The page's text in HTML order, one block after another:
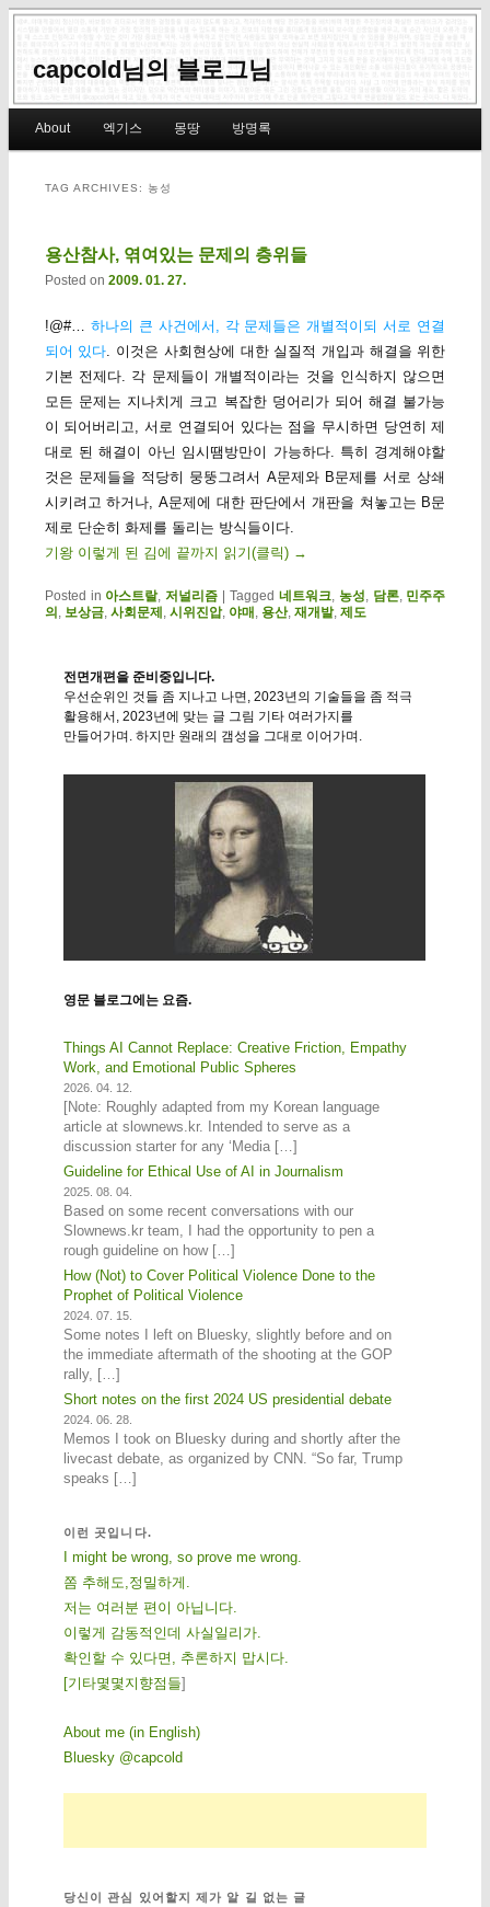
capcold님의 블로그님
Skip to primary content
Skip to secondary content
About 엑기스 몽땅 방명록
TAG ARCHIVES: 농성
용산참사, 엮여있는 문제의 층위들
Posted on 2009. 01. 27.
!@#… 하나의 큰 사건에서, 각 문제들은 개별적이되 서로 연결
되어 있다 . 이것은 사회현상에 대한 실질적 개입과 해결을 위한
기본 전제다. 각 문제들이 개별적이라는 것을 인식하지 않으면
모든 문제는 지나치게 크고 복잡한 덩어리가 되어 해결 불가능
이 되어버리고, 서로 연결되어 있다는 점을 무시하면 당연히 제
대로 된 해결이 아닌 임시땜방만이 가능하다. 특히 경계해야할
것은 문제들을 적당히 뭉뚱그려서 A문제와 B문제를 서로 상쇄
시키려고 하거나, A문제에 대한 판단에서 개판을 쳐놓고는 B문
제로 단순히 화제를 돌리는 방식들이다.
기왕 이렇게 된 김에 끝까지 읽기(클릭) →
Posted in 아스트랄,저널리즘 | Tagged 네트워크 농성 담론, 민주주
의
보상금, 사회문제 시위진압, 야매 용산, 재개발, 제도
전면개편을 준비중입니다.
우선순위인 것들 좀 지나고 나면, 2023년의 기술들을 좀 적극
활용해서, 2023년에 맞는 글 그림 기타 여러가지를
만들어가며. 하지만 원래의 갬성을 그대로 이어가며.
영문 블로그에는 요즘.
Things AI Cannot Replace: Creative Friction, Empathy
Work, and Emotional Public Spheres
2026. 04. 12.
[Note: Roughly adapted from my Korean language
article at slownews.kr. Intended to serve as a
discussion starter for any ‘Media […]
Guideline for Ethical Use of AI in Journalism
2025. 08. 04.
Based on some recent conversations with our
Slownews.kr team, I had the opportunity to pen a
rough guideline on how […]
How (Not) to Cover Political Violence Done to the
Prophet of Political Violence
2024. 07. 15.
Some notes I left on Bluesky, slightly before and on
the immediate aftermath of the shooting at the GOP
rally, […]
Short notes on the first 2024 US presidential debate
2024. 06. 28.
Memos I took on Bluesky during and shortly after the
livecast debate, as organized by CNN. “So far, Trump
speaks […]
이런 곳입니다.
I might be wrong, so prove me wrong.
쫌 추해도,정밀하게.
저는 여러분 편이 아닙니다.
이렇게 감동적인데 사실일리가.
확인할 수 있다면, 추론하지 맙시다.
[기 타몇 몇 지 향점 들]
About me (in English)
Bluesky @capcold
당신이 관심 있어할지 제가 알 길 없는 글